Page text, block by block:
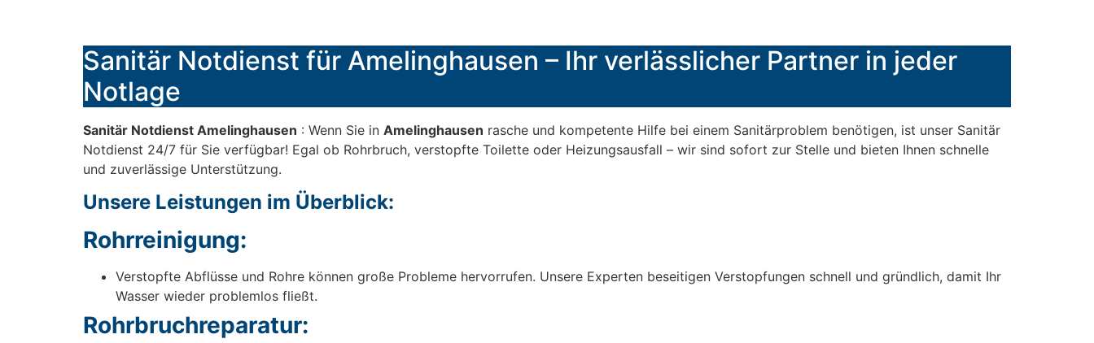
Sanitär Notdienst für Amelinghausen – Ihr verlässlicher Partner in jeder
Notlage
Sanitär Notdienst Amelinghausen : Wenn Sie in Amelinghausen rasche und kompetente Hilfe bei einem Sanitärproblem benötigen, ist unser Sanitär
Notdienst 24/7 für Sie verfügbar! Egal ob Rohrbruch, verstopfte Toilette oder Heizungsausfall – wir sind sofort zur Stelle und bieten Ihnen schnelle
und zuverlässige Unterstützung.
Unsere Leistungen im Überblick:
Rohrreinigung:
Verstopfte Abflüsse und Rohre können große Probleme hervorrufen. Unsere Experten beseitigen Verstopfungen schnell und gründlich, damit Ihr
Wasser wieder problemlos fließt.
Rohrbruchreparatur: